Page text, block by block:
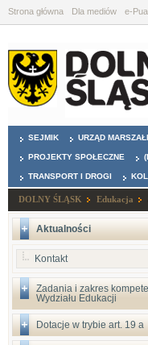
Strona główna Dla mediów e-
SEJMIK URZĄD
PROJEKTY SPOŁECZNE
TRANSPORT I DROGI
DOLNY ŚLĄSK Edukacja
Aktualności
Kontakt
Zadania i zakres
Wydziału Edukacji
Dotacje w trybie art. 19 a